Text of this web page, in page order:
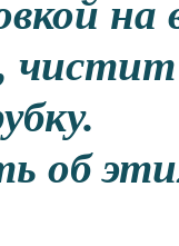
на
об